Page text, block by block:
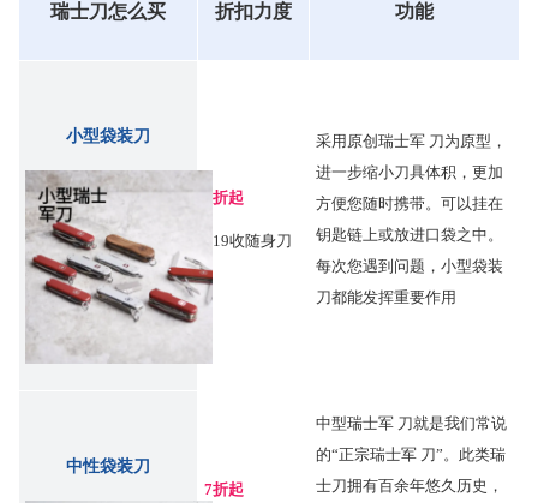
瑞士刀怎么买 折扣力度 功能
小型袋装刀
8折起
€19收随身刀
采用原创瑞士军 刀为原型，
进一步缩小刀具体积，更加
方便您随时携带。可以挂在
钥匙链上或放进口袋之中。
每次您遇到问题，小型袋装
刀都能发挥重要作用
中性袋装刀
7折起
中型瑞士军 刀就是我们常说
的“正宗瑞士军 刀”。此类瑞
士刀拥有百余年悠久历史，